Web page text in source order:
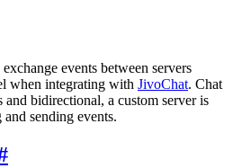
events between servers
when integrating with JivoChat. Chat
bidirectional, a custom server is
sending events.